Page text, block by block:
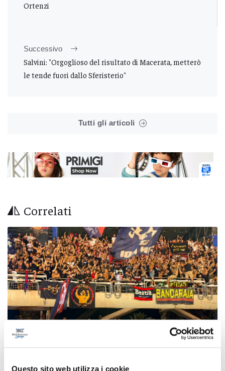
Questo sito web utilizza i cookie
Ortenzi
Successivo
Salvini: "Orgoglioso del risultato di Macerata, metterò
le tende fuori dallo Sferisterio"
Tutti gli articoli
Correlati